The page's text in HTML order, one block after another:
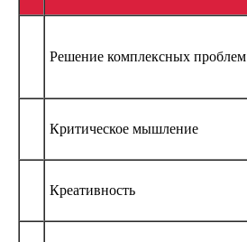
Решение комплексных проблем
Критическое мышление
Креативность